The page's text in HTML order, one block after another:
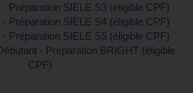
Préparation SIELE S3 (éligible CPF)
Préparation SIELE S4 (éligible CPF)
Préparation SIELE S5 (éligible CPF)
- Préparation BRIGHT (éligible
CPF)